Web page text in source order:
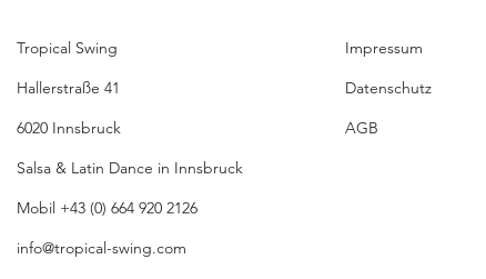
Tropical Swing
Hallerstraße 41
6020 Innsbruck
Salsa & Latin Dance in Innsbruck
Mobil +43 (0) 664 920 2126
info@tropical-swing.com
Impressum
Datenschutz
AGB